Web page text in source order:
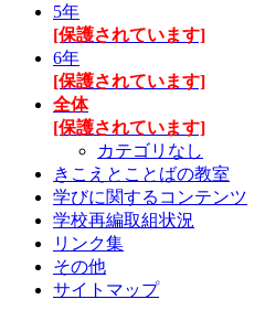
5年
[保護されています]
6年
[保護されています]
全体
[保護されています]
カテゴリなし
きこえとことばの教室
学びに関するコンテンツ
学校再編取組状況
リンク集
その他
サイトマップ